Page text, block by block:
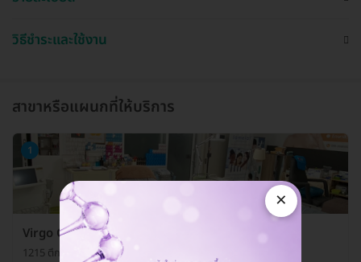
วิธีชำระและใช้งาน
สาขาหรือแผนกที่ให้บริการ
1
Virgo Clinic
1215 ตึกสหกรณ์พระนคร ถ. พหลโยธิน แขวงสามเสนใน เขตพญาไท
×